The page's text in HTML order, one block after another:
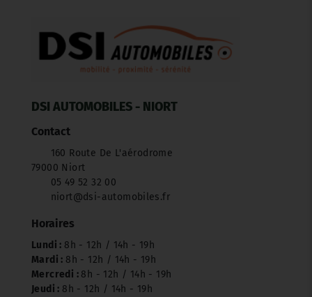
DSI AUTOMOBILES - NIORT
Contact
160 Route De L'aérodrome
79000 Niort
05 49 52 32 00
niort@dsi-automobiles.fr
Horaires
Lundi : 8h - 12h / 14h - 19h
Mardi : 8h - 12h / 14h - 19h
Mercredi : 8h - 12h / 14h - 19h
Jeudi : 8h - 12h / 14h - 19h